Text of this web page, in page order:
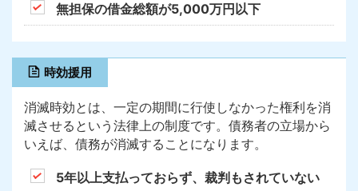
無担保の借金総額が5,000万円以下
時効援用
消滅時効とは、一定の期間に行使しなかった権利を消
滅させるという法律上の制度です。債務者の立場から
いえば、債務が消滅することになります。
5年以上支払っておらず、裁判もされていない